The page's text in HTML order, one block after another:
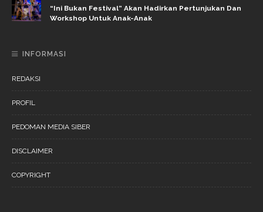
“Ini Bukan Festival” Akan Hadirkan Pertunjukan Dan
Workshop Untuk Anak-Anak
INFORMASI
REDAKSI
PROFIL
PEDOMAN MEDIA SIBER
DISCLAIMER
COPYRIGHT